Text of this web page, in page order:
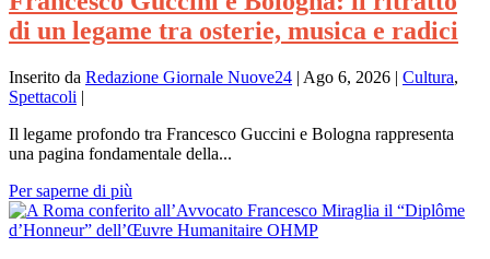
di un legame tra osterie, musica e radici
Inserito da Redazione Giornale Nuove24 | Ago 6, 2026 | Cultura,
Spettacoli |
Il legame profondo tra Francesco Guccini e Bologna rappresenta
una pagina fondamentale della...
Per saperne di più